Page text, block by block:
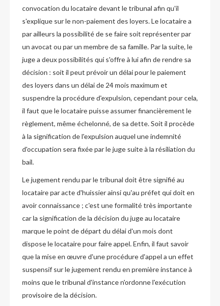
convocation du locataire devant le tribunal afin qu'il
s'explique sur le non-paiement des loyers. Le locataire a
par ailleurs la possibilité de se faire soit représenter par
un avocat ou par un membre de sa famille. Par la suite, le
juge a deux possibilités qui s'offre à lui afin de rendre sa
décision : soit il peut prévoir un délai pour le paiement
des loyers dans un délai de 24 mois maximum et
suspendre la procédure d'expulsion, cependant pour cela,
il faut que le locataire puisse assumer financièrement le
règlement, même échelonné, de sa dette. Soit il procède
à la signification de l'expulsion auquel une indemnité
d'occupation sera fixée par le juge suite à la résiliation du
bail.
Le jugement rendu par le tribunal doit être signifié au
locataire par acte d'huissier ainsi qu'au préfet qui doit en
avoir connaissance ; c'est une formalité très importante
car la signification de la décision du juge au locataire
marque le point de départ du délai d'un mois dont
dispose le locataire pour faire appel. Enfin, il faut savoir
que la mise en œuvre d'une procédure d'appel a un effet
suspensif sur le jugement rendu en première instance à
moins que le tribunal d'instance n'ordonne l'exécution
provisoire de la décision.